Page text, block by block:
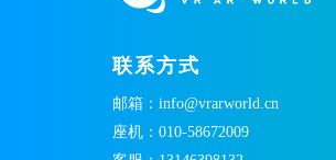
联系方式
邮箱：info@vrarworld.cn
座机：010-58672009